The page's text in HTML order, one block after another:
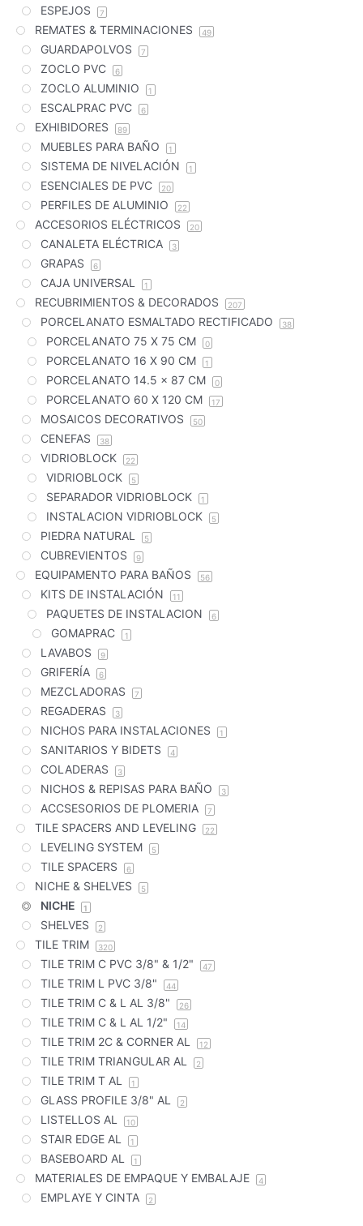
ESPEJOS 7
REMATES & TERMINACIONES 49
GUARDAPOLVOS 7
ZOCLO PVC 6
ZOCLO ALUMINIO 1
ESCALPRAC PVC 6
EXHIBIDORES 89
MUEBLES PARA BAÑO 1
SISTEMA DE NIVELACIÓN 1
ESENCIALES DE PVC 20
PERFILES DE ALUMINIO 22
ACCESORIOS ELÉCTRICOS 20
CANALETA ELÉCTRICA 3
GRAPAS 6
CAJA UNIVERSAL 1
RECUBRIMIENTOS & DECORADOS 207
PORCELANATO ESMALTADO RECTIFICADO 38
PORCELANATO 75 X 75 CM 0
PORCELANATO 16 X 90 CM 1
PORCELANATO 14.5 x 87 CM 0
PORCELANATO 60 X 120 CM 17
MOSAICOS DECORATIVOS 50
CENEFAS 38
VIDRIOBLOCK 22
VIDRIOBLOCK 5
SEPARADOR VIDRIOBLOCK 1
INSTALACION VIDRIOBLOCK 5
PIEDRA NATURAL 5
CUBREVIENTOS 9
EQUIPAMENTO PARA BAÑOS 56
KITS DE INSTALACIÓN 11
PAQUETES DE INSTALACION 6
GOMAPRAC 1
LAVABOS 9
GRIFERÍA 6
MEZCLADORAS 7
REGADERAS 3
NICHOS PARA INSTALACIONES 1
SANITARIOS Y BIDETS 4
COLADERAS 3
NICHOS & REPISAS PARA BAÑO 3
ACCSESORIOS DE PLOMERIA 7
TILE SPACERS AND LEVELING 22
LEVELING SYSTEM 5
TILE SPACERS 6
NICHE & SHELVES 5
NICHE 1
SHELVES 2
TILE TRIM 320
TILE TRIM C PVC 3/8" & 1/2" 47
TILE TRIM L PVC 3/8" 44
TILE TRIM C & L AL 3/8" 26
TILE TRIM C & L AL 1/2" 14
TILE TRIM 2C & CORNER AL 12
TILE TRIM TRIANGULAR AL 2
TILE TRIM T AL 1
GLASS PROFILE 3/8" AL 2
LISTELLOS AL 10
STAIR EDGE AL 1
BASEBOARD AL 1
MATERIALES DE EMPAQUE Y EMBALAJE 4
EMPLAYE Y CINTA 2